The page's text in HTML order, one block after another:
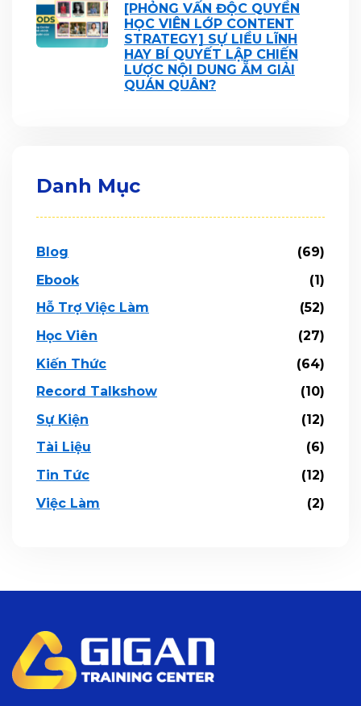
[PHỎNG VẤN ĐỘC QUYỀN
HỌC VIÊN LỚP CONTENT
STRATEGY] SỰ LIỀU LĨNH
HAY BÍ QUYẾT LẬP CHIẾN
LƯỢC NỘI DUNG ẴM GIẢI
QUÁN QUÂN?
Danh Mục
Blog
(69)
Ebook
(1)
Hỗ Trợ Việc Làm
(52)
Học Viên
(27)
Kiến Thức
(64)
Record Talkshow
(10)
Sự Kiện
(12)
Tài Liệu
(6)
Tin Tức
(12)
Việc Làm
(2)